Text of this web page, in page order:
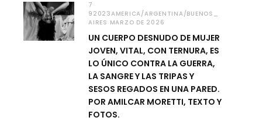
7
92023AMERICA/ARGENTINA/BUENOS_
AIRES MARZO DE 2026
UN CUERPO DESNUDO DE MUJER
JOVEN, VITAL, CON TERNURA, ES
LO ÚNICO CONTRA LA GUERRA,
LA SANGRE Y LAS TRIPAS Y
SESOS REGADOS EN UNA PARED.
POR AMILCAR MORETTI, TEXTO Y
FOTOS.